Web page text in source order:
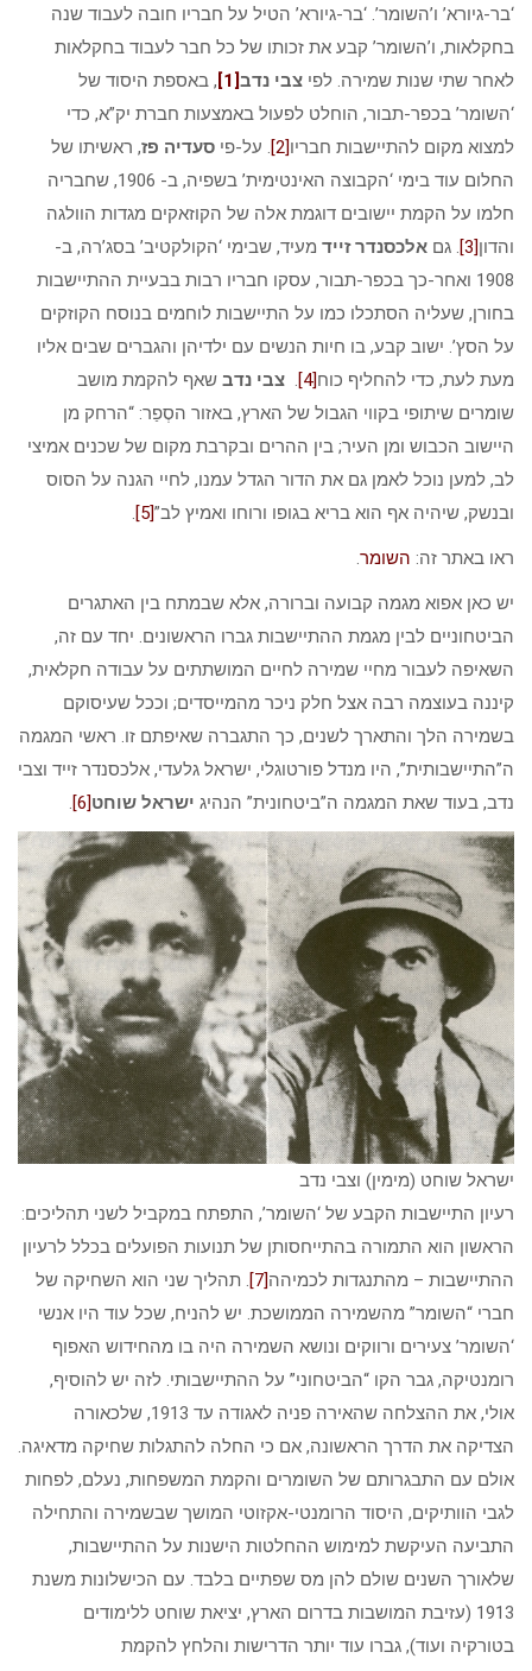
‘בר-גיורא’ ו’השומר’. ‘בר-גיורא’ הטיל על חבריו חובה לעבוד שנה
בחקלאות, ו’השומר’ קבע את זכותו של כל חבר לעבוד בחקלאות
לאחר שתי שנות שמירה. לפי צבי נדב[1]
, באספת היסוד של
‘השומר’ בכפר-תבור, הוחלט לפעול באמצעות חברת יק”א, כדי
למצוא מקום להתיישבות חבריו[2] . על-פי סעדיה פז, ראשיתו של
החלום עוד בימי ‘הקבוצה האינטימית’ בשפיה, ב- 1906, שחבריה
חלמו על הקמת יישובים דוגמת אלה של הקוזאקים מגדות הוולגה
והדון[3] . גם אלכסנדר זייד מעיד, שבימי ‘הקולקטיב’ בסג’רה, ב-
1908 ואחר-כך בכפר-תבור, עסקו חבריו רבות בבעיית ההתיישבות
בחורן, שעליה הסתכלו כמו על התיישבות לוחמים בנוסח הקוזקים
על הסץ’. ישוב קבע, בו חיות הנשים עם ילדיהן והגברים שבים אליו
מעת לעת, כדי להחליף כוח[4] צבי נדב שאף להקמת מושב
שומרים שיתופי בקווי הגבול של הארץ, באזור הסְפַר: “הרחק מן
היישוב הכבוש ומן העיר; בין ההרים ובקרבת מקום של שכנים אמיצי
לב, למען נוכל לאמן גם את הדור הגדל עמנו, לחיי הגנה על הסוס
ובנשק, שיהיה אף הוא בריא בגופו ורוחו ואמיץ לב”[5]
ראו באתר זה: השומר
יש כאן אפוא מגמה קבועה וברורה, אלא שבמתח בין האתגרים
הביטחוניים לבין מגמת ההתיישבות גברו הראשונים. יחד עם זה,
השאיפה לעבור מחיי שמירה לחיים המושתתים על עבודה חקלאית,
קיננה בעוצמה רבה אצל חלק ניכר מהמייסדים; וככל שעיסוקם
בשמירה הלך והתארך לשנים, כך התגברה שאיפתם זו. ראשי המגמה
ה”התיישבותית”, היו מנדל פורטוגלי, ישראל גלעדי, אלכסנדר זייד וצבי
נדב, בעוד שאת המגמה ה”ביטחונית” הנהיג ישראל שוחט[6]
ישראל שוחט (מימין) וצבי נדב
רעיון התיישבות הקבע של ‘השומר’, התפתח במקביל לשני תהליכים:
הראשון הוא התמורה בהתייחסותן של תנועות הפועלים בכלל לרעיון
ההתיישבות – מהתנגדות לכמיהה[7]
. תהליך שני הוא השחיקה של
חברי “השומר” מהשמירה הממושכת. יש להניח, שכל עוד היו אנשי
‘השומר’ צעירים ורווקים ונושא השמירה היה בו מהחידוש האפוף
רומנטיקה, גבר הקו “הביטחוני” על ההתיישבותי. לזה יש להוסיף,
אולי, את ההצלחה שהאירה פניה לאגודה עד 1913, שלכאורה
הצדיקה את הדרך הראשונה, אם כי החלה להתגלות שחיקה מדאיגה.
אולם עם התבגרותם של השומרים והקמת המשפחות, נעלם, לפחות
לגבי הוותיקים, היסוד הרומנטי-אקזוטי המושך שבשמירה והתחילה
התביעה העיקשת למימוש ההחלטות הישנות על ההתיישבות,
שלאורך השנים שולם להן מס שפתיים בלבד. עם הכישלונות משנת
1913 (עזיבת המושבות בדרום הארץ, יציאת שוחט ללימודים
בטורקיה ועוד), גברו עוד יותר הדרישות והלחץ להקמת